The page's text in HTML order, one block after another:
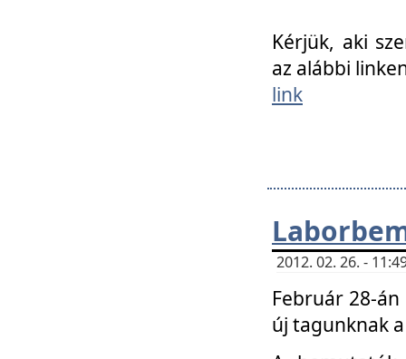
Kérjük, aki
az alábbi
link
2012. 02. 26. -
Február 28-
új tagunknak